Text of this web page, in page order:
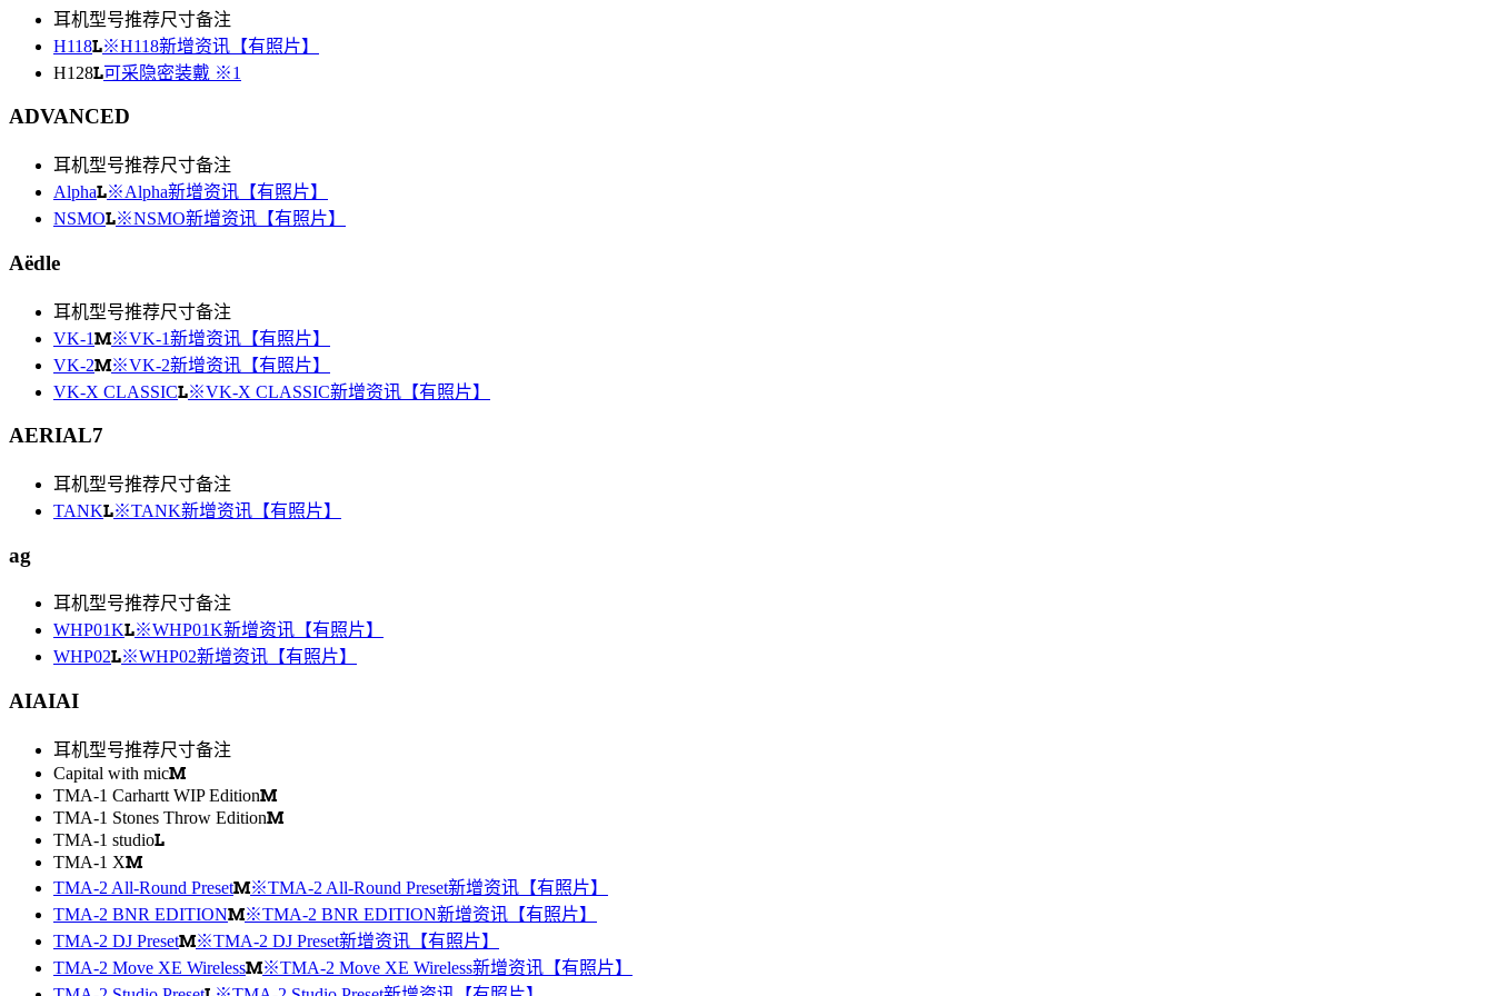
耳机型号推荐尺寸备注
H118L※H118新增资讯【有照片】
H128L可采隐密装戴 ※1
ADVANCED
耳机型号推荐尺寸备注
AlphaL※Alpha新增资讯【有照片】
NSMOL※NSMO新增资讯【有照片】
Aëdle
耳机型号推荐尺寸备注
VK-1M※VK-1新增资讯【有照片】
VK-2M※VK-2新增资讯【有照片】
VK-X CLASSICL※VK-X CLASSIC新增资讯【有照片】
AERIAL7
耳机型号推荐尺寸备注
TANKL※TANK新增资讯【有照片】
ag
耳机型号推荐尺寸备注
WHP01KL※WHP01K新增资讯【有照片】
WHP02L※WHP02新增资讯【有照片】
AIAIAI
耳机型号推荐尺寸备注
Capital with micM
TMA-1 Carhartt WIP EditionM
TMA-1 Stones Throw EditionM
TMA-1 studioL
TMA-1 XM
TMA-2 All-Round PresetM※TMA-2 All-Round Preset新增资讯【有照片】
TMA-2 BNR EDITIONM※TMA-2 BNR EDITION新增资讯【有照片】
TMA-2 DJ PresetM※TMA-2 DJ Preset新增资讯【有照片】
TMA-2 Move XE WirelessM※TMA-2 Move XE Wireless新增资讯【有照片】